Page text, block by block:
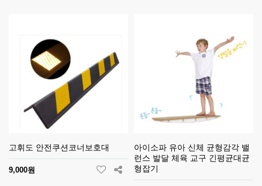
고휘도 안전쿠션코너보호대
9,000원
아이소파 유아 신체 균형감각 밸
런스 발달 체육 교구 긴평균대균
형잡기